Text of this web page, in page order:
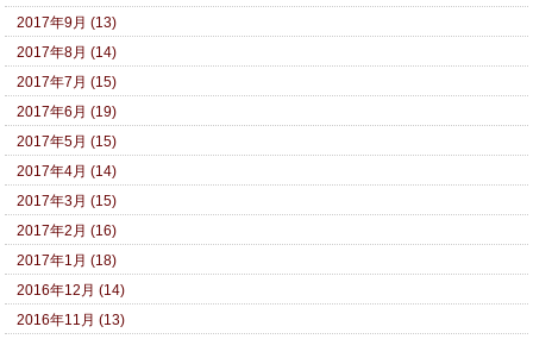
2017年9月 (13)
2017年8月 (14)
2017年7月 (15)
2017年6月 (19)
2017年5月 (15)
2017年4月 (14)
2017年3月 (15)
2017年2月 (16)
2017年1月 (18)
2016年12月 (14)
2016年11月 (13)